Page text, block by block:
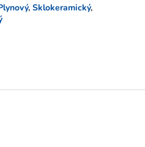
, Sklokeramický,